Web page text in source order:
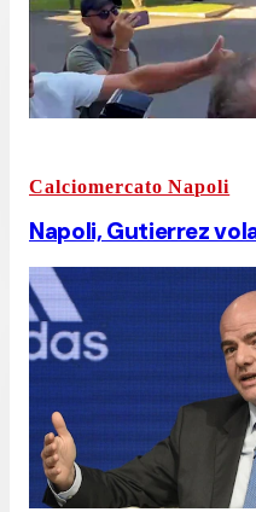
Calciomercato Napoli
Napoli, Gutierrez